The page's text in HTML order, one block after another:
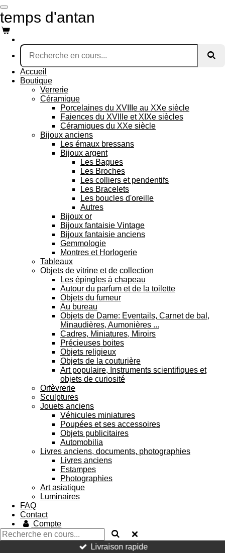
Passer
au
contenu
principal
temps d'antan
Accueil
Boutique
Verrerie
Céramique
Porcelaines du XVIIIe au XXe siècle
Faiences du XVIIIe et XIXe siècles
Céramiques du XXe siècle
Bijoux anciens
Les émaux bressans
Bijoux argent
Les Bagues
Les Broches
Les colliers et pendentifs
Les Bracelets
Les boucles d'oreille
Autres
Bijoux or
Bijoux fantaisie Vintage
Bijoux fantaisie anciens
Gemmologie
Montres et Horlogerie
Tableaux
Objets de vitrine et de collection
Les épingles à chapeau
Autour du parfum et de la toilette
Objets du fumeur
Au bureau
Objets de Dame: Eventails, Carnet de bal,
Minaudières, Aumonières ...
Cadres, Miniatures, Miroirs
Précieuses boites
Objets religieux
Objets de la couturière
Art populaire, Instruments scientifiques et
objets de curiosité
Orfèvrerie
Sculptures
Jouets anciens
Véhicules miniatures
Poupées et ses accessoires
Objets publicitaires
Automobilia
Livres anciens, documents, photographies
Livres anciens
Estampes
Photographies
Art asiatique
Luminaires
FAQ
Contact
Compte
Livraison rapide